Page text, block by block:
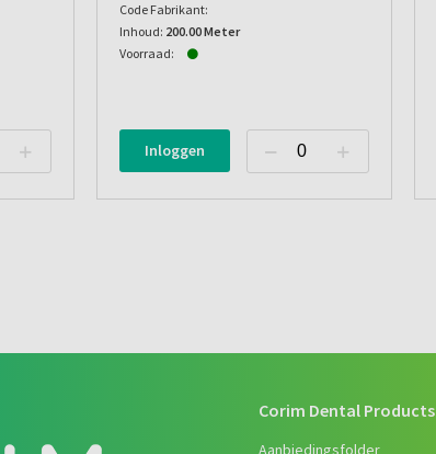
Code Fabrikant:
Inhoud: 200.00 Meter
Voorraad:
Inloggen
Corim Dental Products
Aanbiedingsfolder